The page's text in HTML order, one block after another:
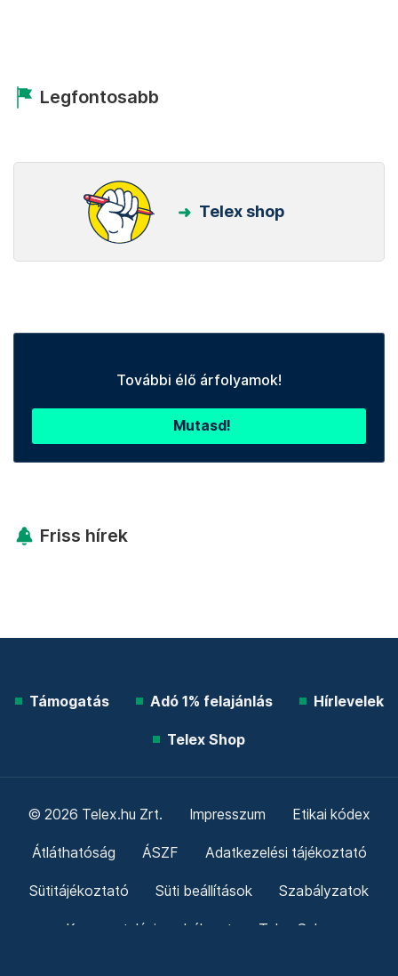
Legfontosabb
Telex shop
További élő árfolyamok!
Mutasd!
Friss hírek
Támogatás Adó 1% felajánlás Hírlevelek
Telex Shop
© 2026 Telex.hu Zrt. Impresszum Etikai kódex
Átláthatóság ÁSZF Adatkezelési tájékoztató
Sütitájékoztató Süti beállítások Szabályzatok
Kommentelési szabályzat Telex Sales